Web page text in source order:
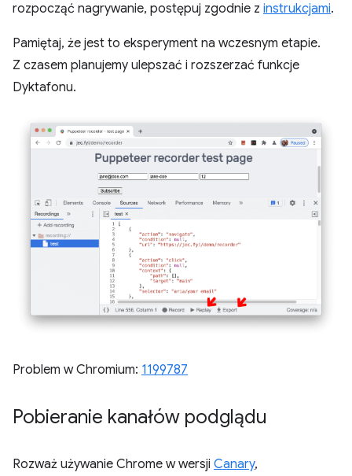
rozpocząć nagrywanie, postępuj zgodnie z instrukcjami.
Pamiętaj, że jest to eksperyment na wczesnym etapie.
Z czasem planujemy ulepszać i rozszerzać funkcje
Dyktafonu.
Problem w Chromium: 1199787
Pobieranie kanałów podglądu
Rozważ używanie Chrome w wersji Canary,